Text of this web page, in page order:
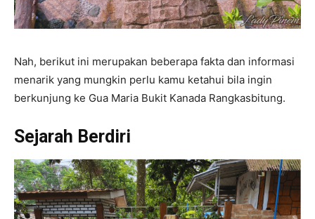
Nah, berikut ini merupakan beberapa fakta dan informasi
menarik yang mungkin perlu kamu ketahui bila ingin
berkunjung ke Gua Maria Bukit Kanada Rangkasbitung.
Sejarah Berdiri